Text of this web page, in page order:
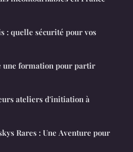
: quelle sécurité pour vos
une formation pour partir
ateliers d'initiation à
Rares : Une Aventure pour